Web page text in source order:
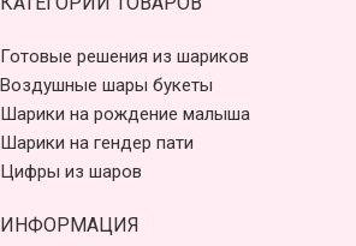
Готовые решения из шариков
Воздушные шары букеты
Шарики на рождение малыша
Шарики на гендер пати
Цифры из шаров
ИНФОРМАЦИЯ